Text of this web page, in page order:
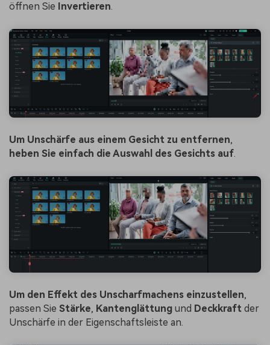
öffnen Sie Invertieren.
Um Unschärfe aus einem Gesicht zu entfernen,
heben Sie einfach die Auswahl des Gesichts auf.
Um den Effekt des Unscharfmachens einzustellen,
passen Sie Stärke, Kantenglättung und Deckkraft der
Unschärfe in der Eigenschaftsleiste an.